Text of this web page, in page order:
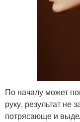
По началу может
руку, результат не
потрясающе и